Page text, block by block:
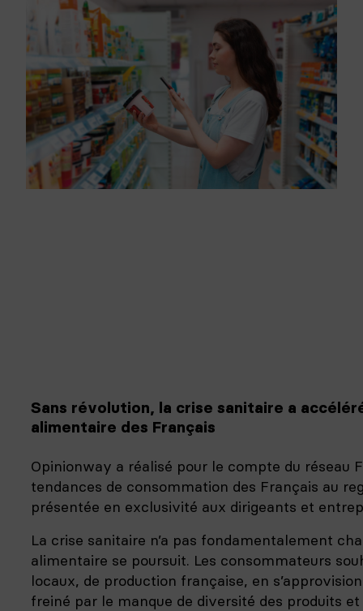
Sans révolution, la crise sanitaire a
alimentaire des Français
Opinionway a réalisé pour le compte du réseau
tendances de consommation des Français au
présentée en exclusivité aux dirigeants et
La crise sanitaire n’a pas fondamentalement
alimentaire se poursuit. Les consommateurs
locaux, de production française, en
freiné par le manque de diversité des produits